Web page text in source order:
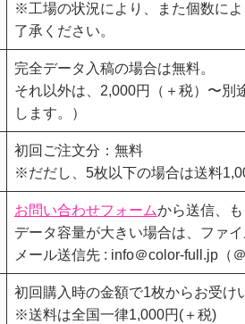
※工場の状況により、また個数に
了承ください。
完全データ入稿の場合は無料。
それ以外は、2,000円（＋税）〜別
します。）
初回ご注文分：無料
※だだし、5枚以下の場合は送料
お問い合わせフォームから送信、
データ容量が大きい場合は、ファ
メール送信先 : info＠color-full.jp（
初回購入時の金額で1枚からお受け
※送料は全国一律1,000円(＋税)